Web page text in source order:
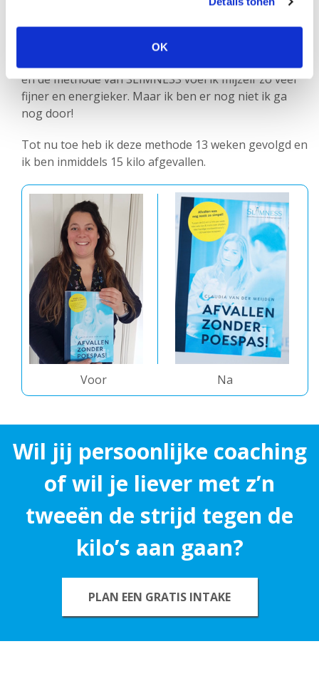
OK
En tot slot om nog even terug te komen op die flop,
met deze methode wordt het afval proces zeker geen
flop, maar veranderd je levensstijl en denkwijze. Ik
raad iedereen aan dit boek te kopen. Dankzij dit boek
en de methode van SLIMNESS voel ik mijzelf zo veel
fijner en energieker. Maar ik ben er nog niet ik ga
nog door!
Tot nu toe heb ik deze methode 13 weken gevolgd en
ik ben inmiddels 15 kilo afgevallen.
Voor Na
Wil jij persoonlijke coaching
of wil je liever met z’n
tweeën de strijd tegen de
kilo’s aan gaan?
PLAN EEN GRATIS INTAKE